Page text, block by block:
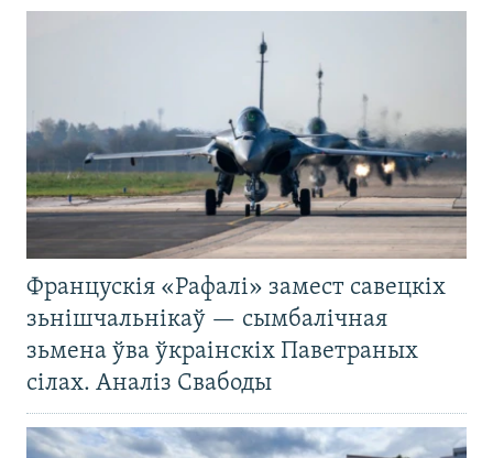
Францускія «Рафалі» замест савецкіх
зьнішчальнікаў — сымбалічная
зьмена ўва ўкраінскіх Паветраных
сілах. Аналіз Свабоды